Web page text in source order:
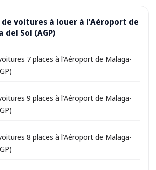
voitures à louer à l’Aéroport de
del Sol (AGP)
7 places à l’Aéroport de Malaga-
9 places à l’Aéroport de Malaga-
8 places à l’Aéroport de Malaga-